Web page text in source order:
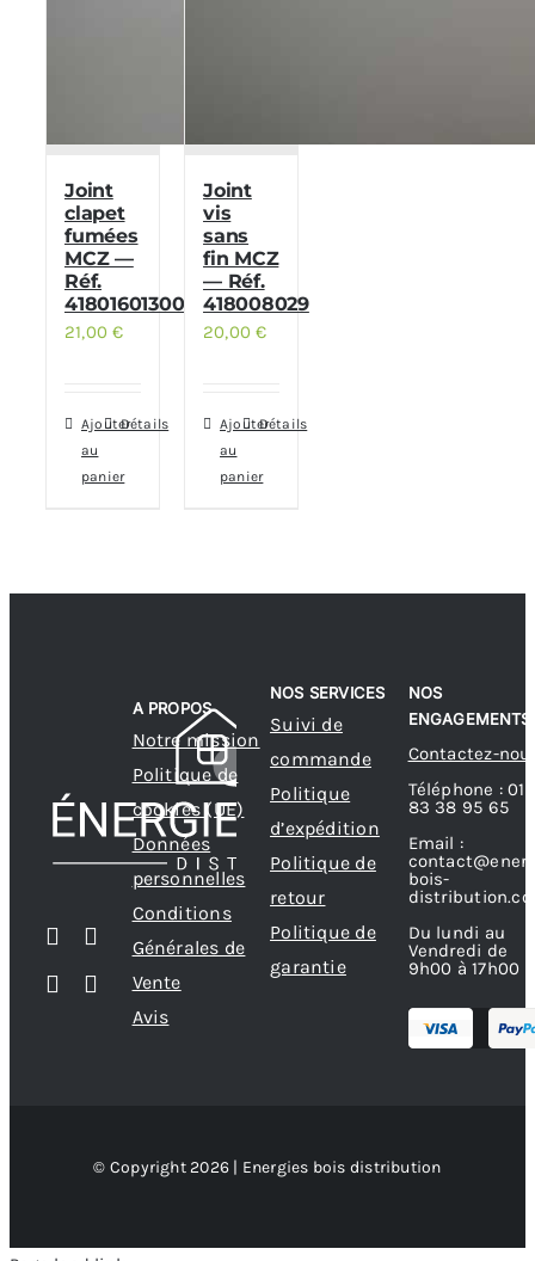
Joint
clapet
fumées
MCZ —
Réf.
41801601300
21,00€
Ajouter
au
panier
Détails
Joint
vis
sans
fin MCZ
— Réf.
418008029
20,00€
Ajouter
au
panier
Détails
A PROPOS
Notre mission
Politique de
cookies (UE)
Données
personnelles
Conditions
Générales de
Vente
Avis
NOS SERVICES
Suivi de
commande
Politique
d’expédition
Politique de
retour
Politique de
garantie
NOS
ENGAGEMENTS
Contactez-
Téléphone : 01
83 38 95 65
Email :
bois-
Du lundi au
Vendredi de
9h00 à 17h00
© Copyright 2026 | Energies bois distribution